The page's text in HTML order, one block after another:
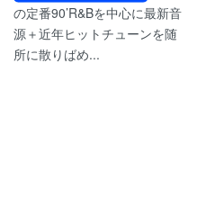
の定番90’R&Bを中心に最新音
源＋近年ヒットチューンを随
所に散りばめ...